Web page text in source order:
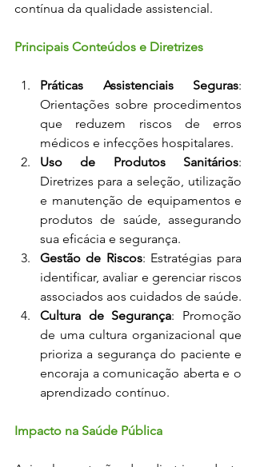
contínua da qualidade assistencial.
Principais Conteúdos e Diretrizes
Práticas Assistenciais Seguras:
Orientações sobre procedimentos
que reduzem riscos de erros
médicos e infecções hospitalares.
Uso de Produtos Sanitários:
Diretrizes para a seleção, utilização
e manutenção de equipamentos e
produtos de saúde, assegurando
sua eficácia e segurança.
Gestão de Riscos: Estratégias para
identificar, avaliar e gerenciar riscos
associados aos cuidados de saúde.
Cultura de Segurança: Promoção
de uma cultura organizacional que
prioriza a segurança do paciente e
encoraja a comunicação aberta e o
aprendizado contínuo.
Impacto na Saúde Pública